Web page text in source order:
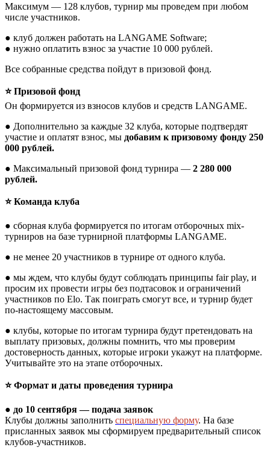
Максимум — 128 клубов, турнир мы проведем при любом
числе участников.
● клуб должен работать на LANGAME Software;
● нужно оплатить взнос за участие 10 000 рублей.
Все собранные средства пойдут в призовой фонд.
⭐️ Призовой фонд
Он формируется из взносов клубов и средств LANGAME.
● Дополнительно за каждые 32 клуба, которые подтвердят
участие и оплатят взнос, мы добавим к призовому фонду 250
000 рублей.
● Максимальный призовой фонд турнира — 2 280 000
рублей.
⭐️ Команда клуба
● сборная клуба формируется по итогам отборочных mix-
турниров на базе турнирной платформы LANGAME.
● не менее 20 участников в турнире от одного клуба.
● мы ждем, что клубы будут соблюдать принципы fair play, и
просим их провести игры без подтасовок и ограничений
участников по Elo. Так поиграть смогут все, и турнир будет
по-настоящему массовым.
● клубы, которые по итогам турнира будут претендовать на
выплату призовых, должны помнить, что мы проверим
достоверность данных, которые игроки укажут на платформе.
Учитывайте это на этапе отборочных.
⭐️ Формат и даты проведения турнира
● до 10 сентября — подача заявок
Клубы должны заполнить специальную форму. На базе
присланных заявок мы сформируем предварительный список
клубов-участников.